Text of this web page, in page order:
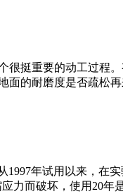
挺重要的动工过程
的耐磨度是否疏松
年试用以来，在
力而破坏，使用20年